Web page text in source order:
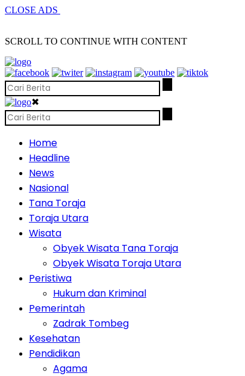
CLOSE ADS
SCROLL TO CONTINUE WITH CONTENT
✖
Home
Headline
News
Nasional
Tana Toraja
Toraja Utara
Wisata
Obyek Wisata Tana Toraja
Obyek Wisata Toraja Utara
Peristiwa
Hukum dan Kriminal
Pemerintah
Zadrak Tombeg
Kesehatan
Pendidikan
Agama